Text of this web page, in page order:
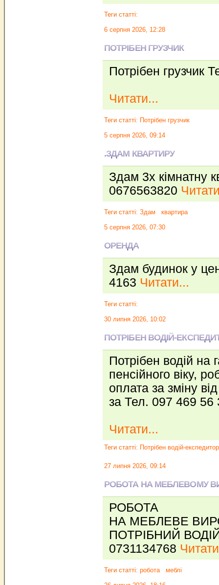
Теги статті:
6 серпня 2026, 12:28
ПОТРІБЕН ГРУЗЧИК
Потрібен грузчик
Читати...
Теги статті: Потрібен грузчик
5 серпня 2026, 09:14
.ЗДАМ КВАРТИРУ
Здам 3х кімнатну
0676563820
Теги статті: Здам квартира
5 серпня 2026, 07:30
ОРЕНДА
Здам будинок у
4163 Читати...
Теги статті:
30 липня 2026, 10:02
ПОТРІБЕН ВОДІЙ-
Потрібен водій на
пенсійного віку,
оплата за зміну
за Тел. 097 469 56
Читати...
Теги статті: Потрібен водій-
27 липня 2026, 09:14
РОБОТА НА МЕБЛЕВОМУ
РОБОТА
НА МЕБЛЕВЕ
ПОТРІБНИЙ
0731134768
Теги статті: робота меблі